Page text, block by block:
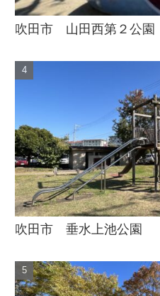
吹田市 山田西第２公園
吹田市 垂水上池公園